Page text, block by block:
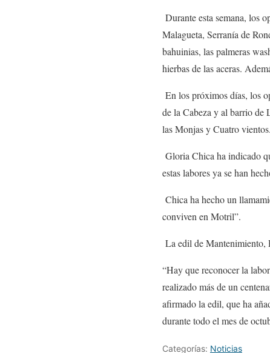
Durante esta semana, los
Malagueta, Serranía de
bahuinias, las palmeras
hierbas de las aceras.
En los próximos días, los
de la Cabeza y al barrio de
las Monjas y Cuatro vientos.
Gloria Chica ha indicado
estas labores ya se han
Chica ha hecho un
conviven en Motril”.
La edil de Mantenimiento,
“Hay que reconocer la
realizado más de un
afirmado la edil, que ha
durante todo el mes de
Categorías: Noticias